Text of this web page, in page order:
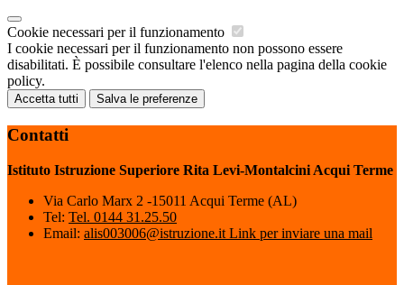
Cookie necessari per il funzionamento
I cookie necessari per il funzionamento non possono essere
disabilitati. È possibile consultare l'elenco nella pagina della cookie
policy.
Accetta tutti Salva le preferenze
Contatti
Istituto Istruzione Superiore Rita Levi-Montalcini Acqui Terme
Via Carlo Marx 2 -15011 Acqui Terme (AL)
Tel: Tel. 0144 31.25.50
Email: alis003006@istruzione.it Link per inviare una mail